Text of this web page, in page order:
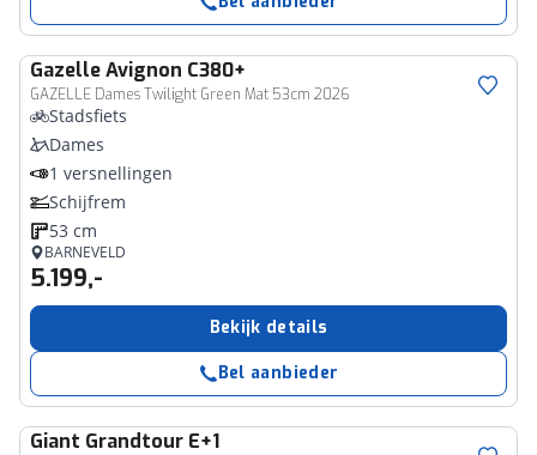
GazelleAvignon C380+
GAZELLE Dames Twilight Green Mat 53cm 2026
Stadsfiets
Dames
1 versnellingen
Schijfrem
53 cm
BARNEVELD
5.199,-
Bekijk details
Bel aanbieder
Giant Grandtour E+1